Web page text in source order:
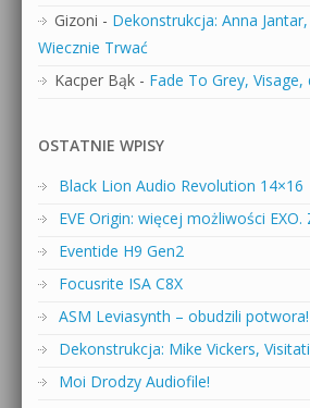
Gizoni - Dekonstrukcja: Anna
Wiecznie Trwać
Kacper Bąk - Fade To Grey,
OSTATNIE WPISY
Black Lion Audio Revolution 14×16
EVE Origin: więcej możliwości EXO.
Eventide H9 Gen2
Focusrite ISA C8X
ASM Leviasynth – obudzili potwora!
Dekonstrukcja: Mike Vickers,
Moi Drodzy Audiofile!